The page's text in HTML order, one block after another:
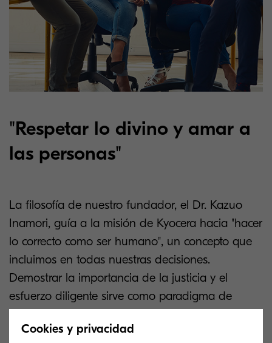
"Respetar lo divino y amar a
las personas"
La filosofía de nuestro fundador, el Dr. Kazuo
Inamori, guía a la misión de Kyocera hacia "hacer
lo correcto como ser humano", un concepto que
incluimos en todas nuestras decisiones.
Demostrar la importancia de la justicia y el
esfuerzo diligente sirve como paradigma de
Cookies y privacidad